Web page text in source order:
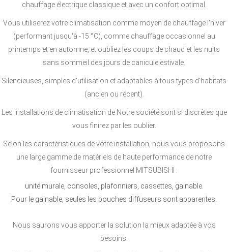
chauffage électrique classique et avec un confort optimal.
Vous utiliserez votre climatisation comme moyen de chauffage l'hiver
(performant jusqu'à -15 °C), comme chauffage occasionnel au
printemps et en automne, et oubliez les coups de chaud et les nuits
sans sommeil des jours de canicule estivale.
Silencieuses, simples d'utilisation et adaptables à tous types d'habitats
(ancien ou récent).
Les installations de climatisation de Notre société sont si discrètes que
vous finirez par les oublier.
Selon les caractéristiques de votre installation, nous vous proposons
une large gamme de matériels de haute performance de notre
fournisseur professionnel MITSUBISHI :
unité murale, consoles, plafonniers, cassettes, gainable.
Pour le gainable, seules les bouches diffuseurs sont apparentes.
Nous saurons vous apporter la solution la mieux adaptée à vos
besoins.